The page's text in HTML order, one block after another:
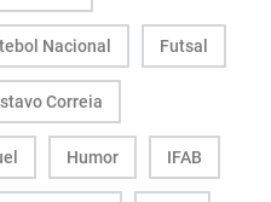
Nacional Futsal
Correia
Humor IFAB